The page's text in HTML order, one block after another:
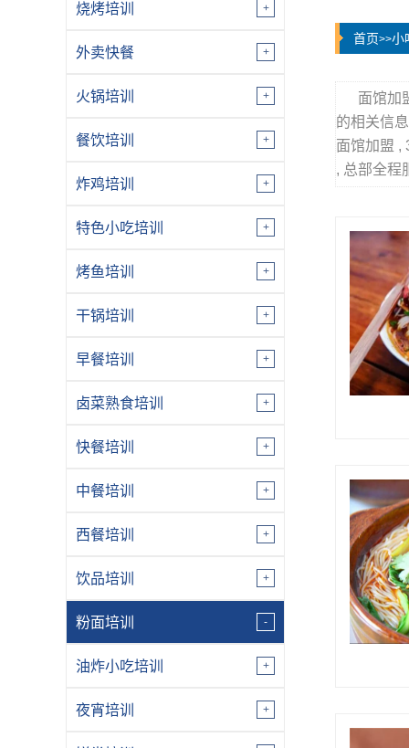
烧烤培训
外卖快餐
火锅培训
餐饮培训
炸鸡培训
特色小吃培训
烤鱼培训
干锅培训
早餐培训
卤菜熟食培训
快餐培训
中餐培训
西餐培训
饮品培训
粉面培训
油炸小吃培训
夜宵培训
首页>>小
面馆加
的相关信
面馆加盟 ,
, 总部全程